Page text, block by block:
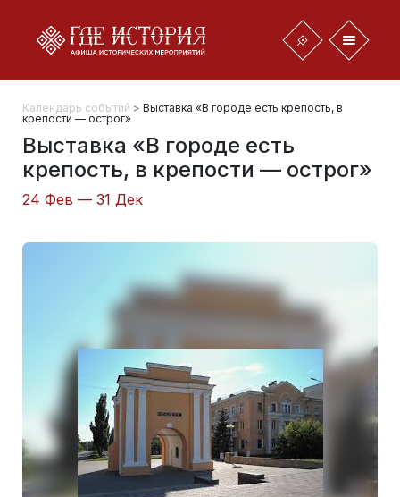
Календарь событий > Выставка «В городе есть крепость, в
крепости — острог»
Выставка «В городе есть
крепость, в крепости — острог»
24 Фев — 31 Дек